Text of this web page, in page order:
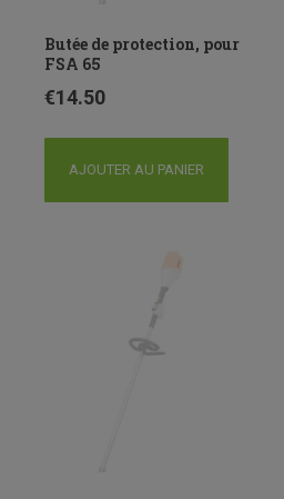
Butée de protection, pour
FSA 65
€14.50
AJOUTER AU PANIER